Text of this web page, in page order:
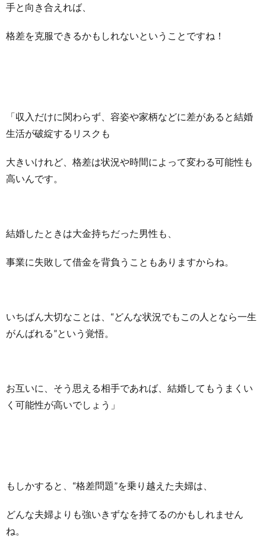
手と向き合えれば、
格差を克服できるかもしれないということですね！
「収入だけに関わらず、容姿や家柄などに差があると結婚
生活が破綻するリスクも
大きいけれど、格差は状況や時間によって変わる可能性も
高いんです。
結婚したときは大金持ちだった男性も、
事業に失敗して借金を背負うこともありますからね。
いちばん大切なことは、“どんな状況でもこの人となら一生
がんばれる”という覚悟。
お互いに、そう思える相手であれば、結婚してもうまくい
く可能性が高いでしょう」
もしかすると、“格差問題”を乗り越えた夫婦は、
どんな夫婦よりも強いきずなを持てるのかもしれません
ね。